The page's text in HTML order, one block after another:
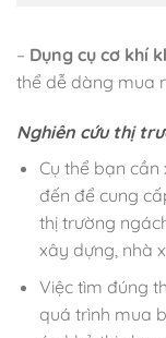
– Dụng cụ cơ khí
thể dễ dàng mua
Nghiên cứu thị
Cụ thể bạn
đến để cung
thị trường
xây dựng, nhà
Việc tìm đúng
quá trình mua